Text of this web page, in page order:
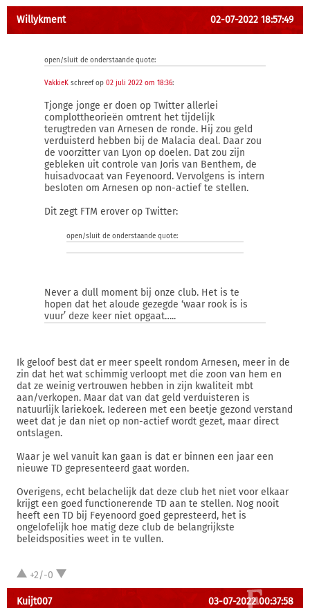
Willykment 02-07-2022 18:57:49
open/sluit de onderstaande quote:
VakkieK schreef op 02 juli 2022 om 18:36:
Tjonge jonge er doen op Twitter allerlei
complottheorieën omtrent het tijdelijk
terugtreden van Arnesen de ronde. Hij zou geld
verduisterd hebben bij de Malacia deal. Daar zou
de voorzitter van Lyon op doelen. Dat zou zijn
gebleken uit controle van Joris van Benthem, de
huisadvocaat van Feyenoord. Vervolgens is intern
besloten om Arnesen op non-actief te stellen.
Dit zegt FTM erover op Twitter:
open/sluit de onderstaande quote:
Never a dull moment bij onze club. Het is te
hopen dat het aloude gezegde ‘waar rook is is
vuur’ deze keer niet opgaat…..
Ik geloof best dat er meer speelt rondom Arnesen, meer in de
zin dat het wat schimmig verloopt met die zoon van hem en
dat ze weinig vertrouwen hebben in zijn kwaliteit mbt
aan/verkopen. Maar dat van dat geld verduisteren is
natuurlijk lariekoek. Iedereen met een beetje gezond verstand
weet dat je dan niet op non-actief wordt gezet, maar direct
ontslagen.
Waar je wel vanuit kan gaan is dat er binnen een jaar een
nieuwe TD gepresenteerd gaat worden.
Overigens, echt belachelijk dat deze club het niet voor elkaar
krijgt een goed functionerende TD aan te stellen. Nog nooit
heeft een TD bij Feyenoord goed gepresteerd, het is
ongelofelijk hoe matig deze club de belangrijkste
beleidsposities weet in te vullen.
+2/-0
Kuijt007 03-07-2022 00:37:58